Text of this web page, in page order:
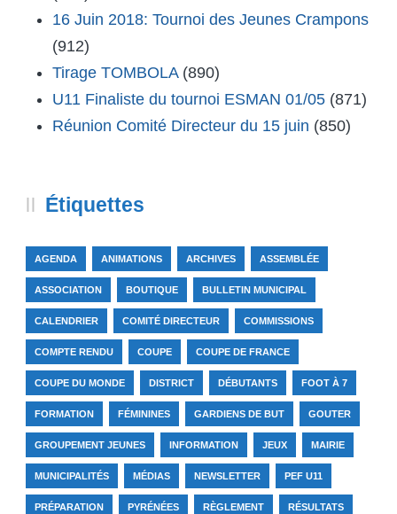
16 Juin 2018: Tournoi des Jeunes Crampons
(912)
Tirage TOMBOLA (890)
U11 Finaliste du tournoi ESMAN 01/05 (871)
Réunion Comité Directeur du 15 juin (850)
Étiquettes
AGENDA ANIMATIONS ARCHIVES ASSEMBLÉE
ASSOCIATION BOUTIQUE BULLETIN MUNICIPAL
CALENDRIER COMITÉ DIRECTEUR COMMISSIONS
COMPTE RENDU COUPE COUPE DE FRANCE
COUPE DU MONDE DISTRICT DÉBUTANTS FOOT À 7
FORMATION FÉMININES GARDIENS DE BUT GOUTER
GROUPEMENT JEUNES INFORMATION JEUX MAIRIE
MUNICIPALITÉS MÉDIAS NEWSLETTER PEF U11
PRÉPARATION PYRÉNÉES RÈGLEMENT RÉSULTATS